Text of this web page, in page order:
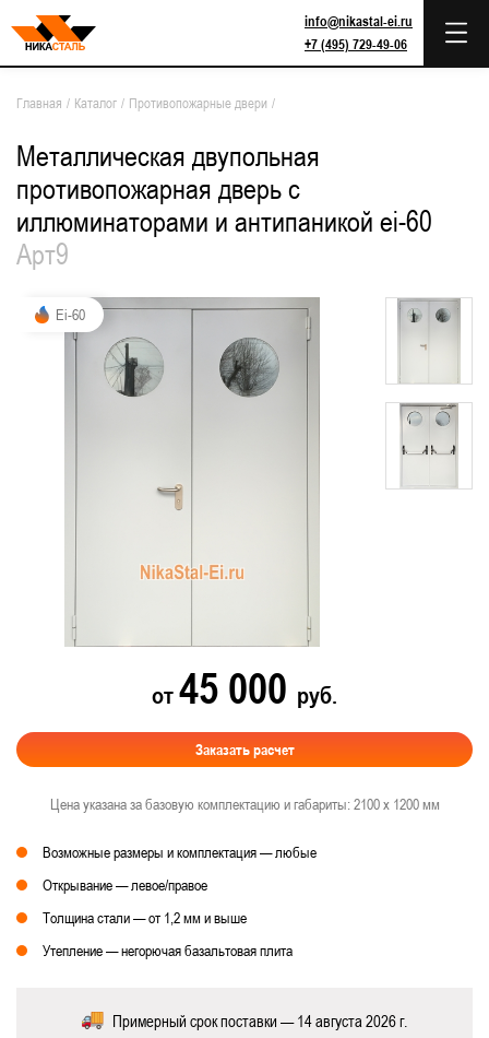
info@nikastal-ei.ru
+7 (495) 729-49-06
Главная / Каталог / Противопожарные двери /
Металлическая двупольная
противопожарная дверь с
иллюминаторами и антипаникой ei-60
Арт9
Ei-60
от45 000 руб.
Заказать расчет
Цена указана за базовую комплектацию и габариты: 2100 х 1200 мм
Возможные размеры и комплектация — любые
Открывание — левое/правое
Толщина стали — от 1,2 мм и выше
Утепление — негорючая базальтовая плита
Примерный срок поставки — 14 августа 2026 г.